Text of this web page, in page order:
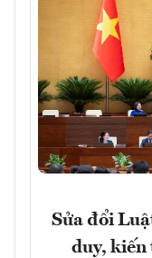
Sửa đổi
duy, kiến